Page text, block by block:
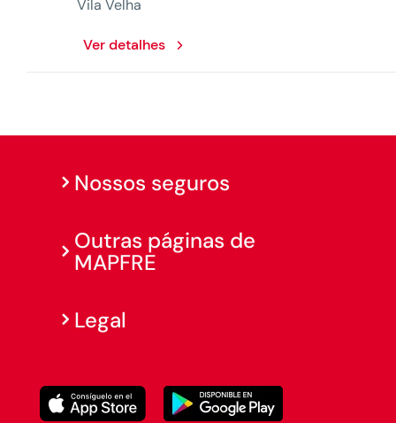
Vila Velha
Ver detalhes
Nossos seguros
Outras páginas de
MAPFRE
Legal